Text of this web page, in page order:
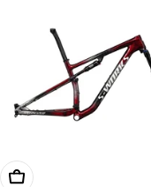
Opciones